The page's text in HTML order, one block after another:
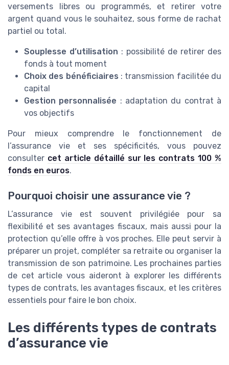
versements libres ou programmés, et retirer votre
argent quand vous le souhaitez, sous forme de rachat
partiel ou total.
Souplesse d’utilisation : possibilité de retirer des
fonds à tout moment
Choix des bénéficiaires : transmission facilitée du
capital
Gestion personnalisée : adaptation du contrat à
vos objectifs
Pour mieux comprendre le fonctionnement de
l’assurance vie et ses spécificités, vous pouvez
consulter cet article détaillé sur les contrats 100 %
fonds en euros.
Pourquoi choisir une assurance vie ?
L’assurance vie est souvent privilégiée pour sa
flexibilité et ses avantages fiscaux, mais aussi pour la
protection qu’elle offre à vos proches. Elle peut servir à
préparer un projet, compléter sa retraite ou organiser la
transmission de son patrimoine. Les prochaines parties
de cet article vous aideront à explorer les différents
types de contrats, les avantages fiscaux, et les critères
essentiels pour faire le bon choix.
Les différents types de contrats
d’assurance vie